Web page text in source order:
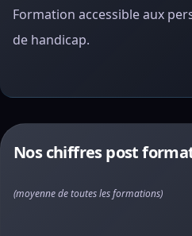
Formation accessible aux
de handicap.
Nos chiffres post
(moyenne de toutes les formations)